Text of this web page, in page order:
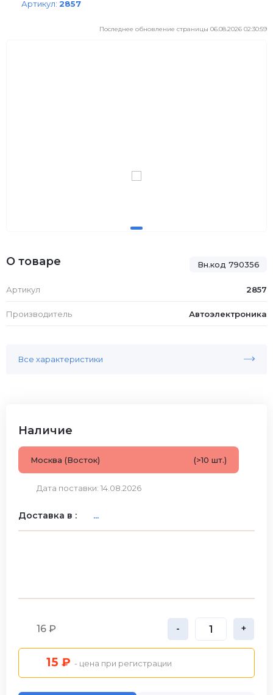
Артикул: 2857
Последнее обновление страницы 06.08.2026 02:30:59
Вн.код 790356
О товаре
Артикул 2857
Производитель Автоэлектроника
Все характеристики
Наличие
Москва (Восток) (>10 шт.)
Дата поставки: 14.08.2026
Доставка в : ...
16 ₽ - +
15 ₽ - цена при регистрации